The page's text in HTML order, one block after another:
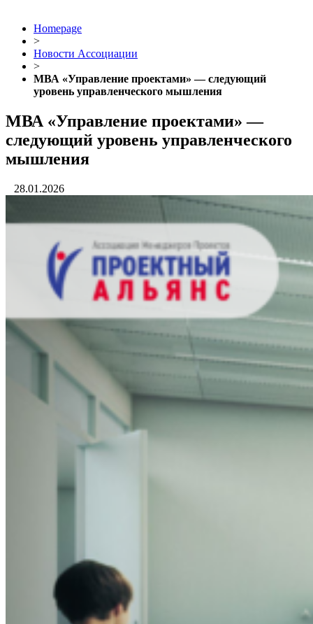
Homepage
>
Новости Ассоциации
>
МВА «Управление проектами» — следующий
уровень управленческого мышления
МВА «Управление проектами» —
следующий уровень управленческого
мышления
28.01.2026